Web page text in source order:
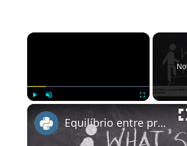
×
Equilíbrio entre preguiça e ambição: A chave para o sucesso profissional